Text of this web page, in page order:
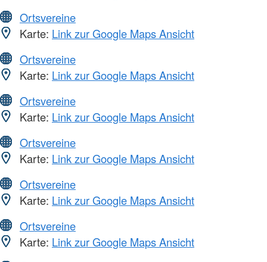
Ortsvereine
Karte: Link zur Google Maps Ansicht
Ortsvereine
Karte: Link zur Google Maps Ansicht
Ortsvereine
Karte: Link zur Google Maps Ansicht
Ortsvereine
Karte: Link zur Google Maps Ansicht
Ortsvereine
Karte: Link zur Google Maps Ansicht
Ortsvereine
Karte: Link zur Google Maps Ansicht